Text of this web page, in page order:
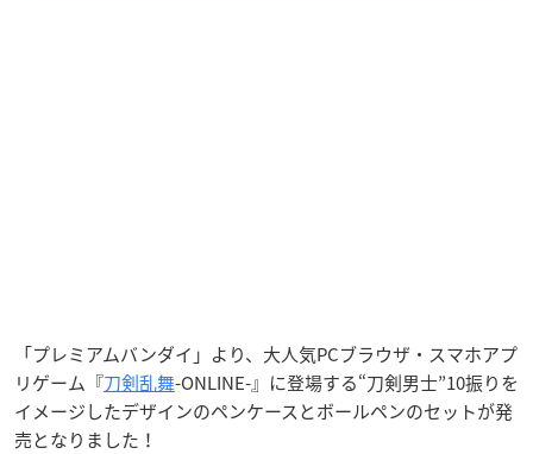
「プレミアムバンダイ」より、大人気PCブラウザ・スマホアプ
リゲーム『刀剣乱舞-ONLINE-』に登場する“刀剣男士”10振りを
イメージしたデザインのペンケースとボールペンのセットが発
売となりました！